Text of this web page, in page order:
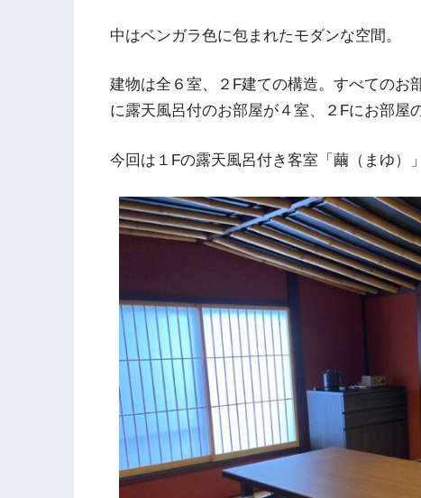
中はベンガラ色に包まれたモダンな空間。
建物は全６室、２F建ての構造。すべてのお
に露天風呂付のお部屋が４室、２Fにお部屋
今回は１Fの露天風呂付き客室「繭（まゆ）